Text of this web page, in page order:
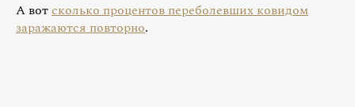
А вотсколько процентов переболевших ковидом
заражаются повторно.